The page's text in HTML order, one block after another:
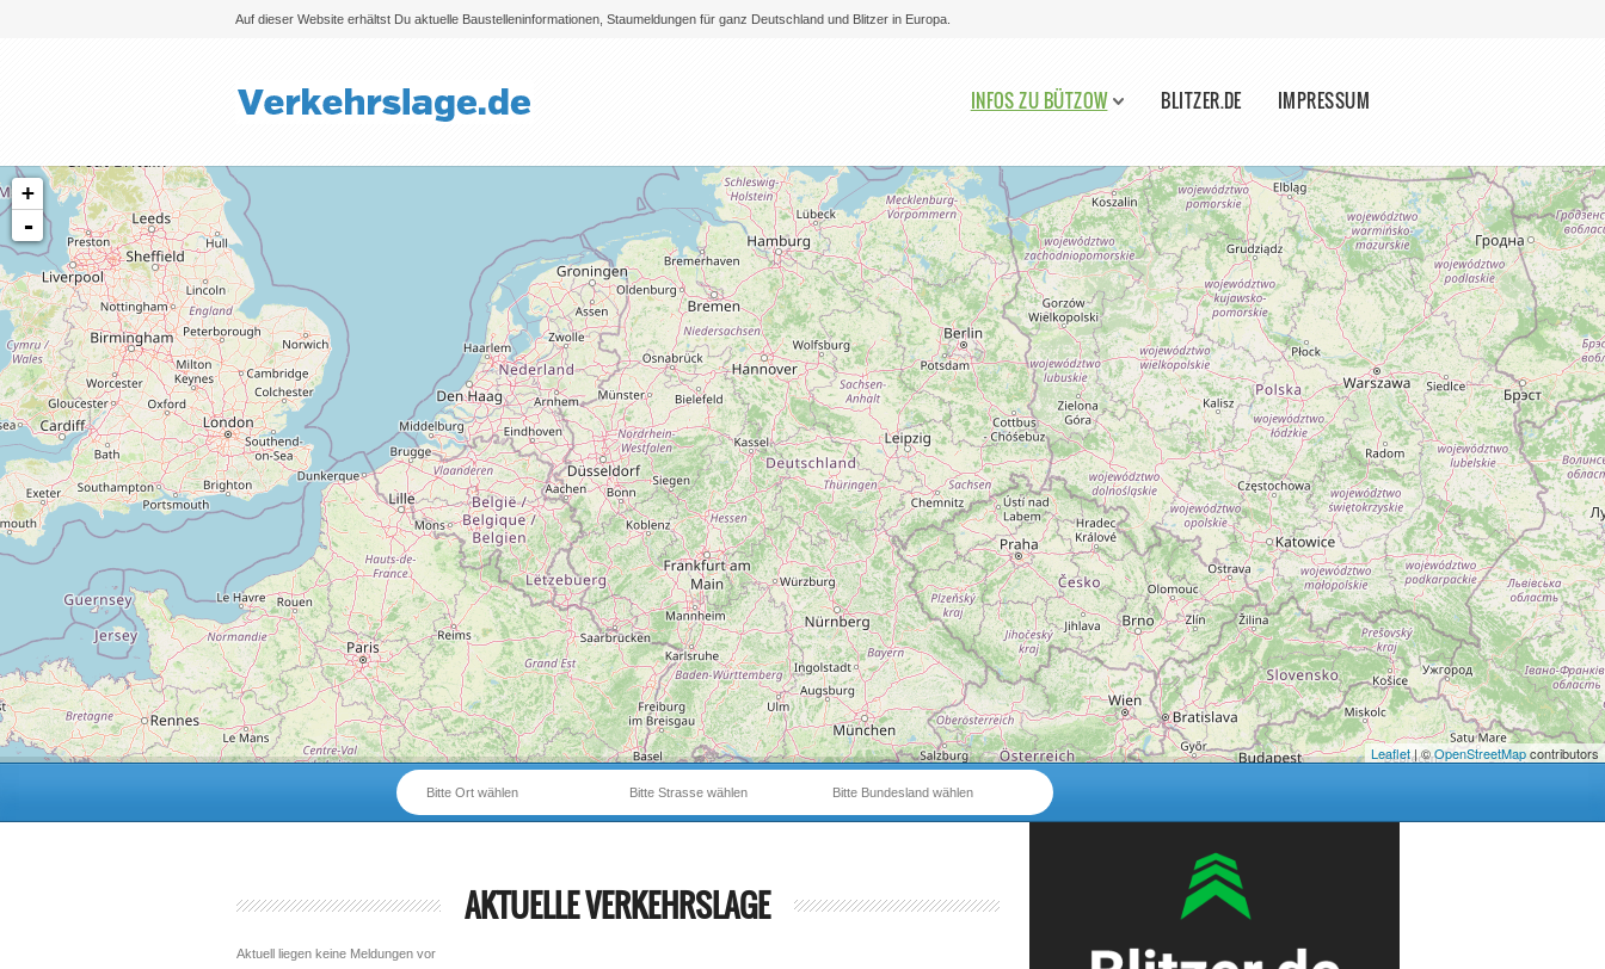
Auf dieser Website erhältst Du aktuelle Baustelleninformationen, Staumeldungen für ganz Deutschland und Blitzer in Europa.
Bitte auswählen
INFOS ZU BÜTZOW BLITZER.DE IMPRESSUM
+
-
Leaflet| ©OpenStreetMapcontributors
Bitte Bundesland wählen
Bitte Strasse wählen
Bitte Ort wählen
AKTUELLE VERKEHRSLAGE
Aktuell liegen keine Meldungen vor